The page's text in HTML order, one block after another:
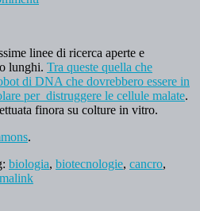
linee di ricerca aperte e
lunghi. Tra queste quella che
di DNA che dovrebbero essere in
per distruggere le cellule malate.
finora su colture in vitro.
.
biologia, biotecnologie, cancro,